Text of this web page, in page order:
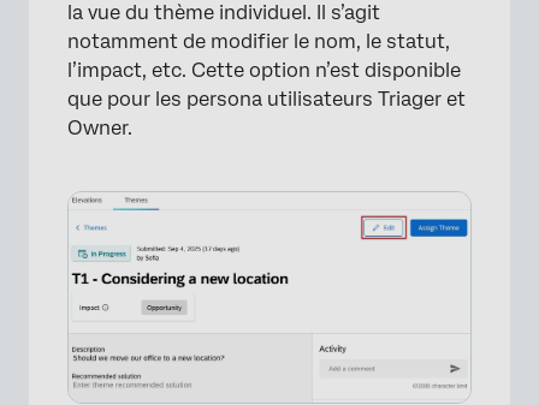
la vue du thème individuel. Il s’agit
notamment de modifier le nom, le statut,
l’impact, etc. Cette option n’est disponible
que pour les persona utilisateurs Triager et
Owner.